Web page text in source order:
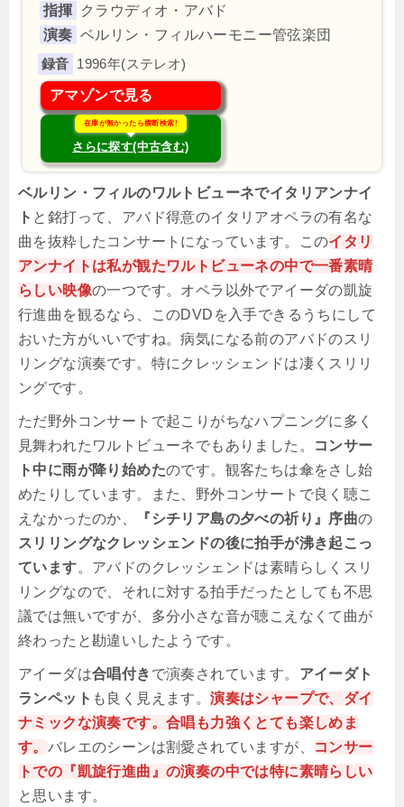
指揮
クラウディオ・アバド
演奏 ベルリン・フィルハーモニー管弦楽団
1996年(ステレオ)
アマゾンで見る
在庫が無かったら横断検索!
さらに探す(中古含む)
ベルリン・フィルのワルトビューネでイタリアンナイ
ト と銘打って、アバド得意のイタリアオペラの有名な
曲を抜粋したコンサートになっています。このイタリ
アンナイトは私が観たワルトビューネの中で一番素晴
らしい映像の一つです。オペラ以外でアイーダの凱旋
行進曲を観るなら、このDVDを入手できるうちにして
おいた方がいいですね。病気になる前のアバドのスリ
リングな演奏です。特にクレッシェンドは凄くスリリ
ングです。
ただ野外コンサートで起こりがちなハプニングに多く
見舞われたワルトビューネでもありました。
コンサー
ト中に雨が降り始めたのです。観客たちは傘をさし始
めたりしています。また、野外コンサートで良く聴こ
えなかったのか、
『シチリア島の夕べの祈り』序曲の
スリリングなクレッシェンドの後に拍手が沸き起こっ
ています。アバドのクレッシェンドは素晴らしくスリ
リングなので、それに対する拍手だったとしても不思
議では無いですが、多分小さな音が聴こえなくて曲が
終わったと勘違いしたようです。
アイーダは合唱付き で演奏されています。 アイーダト
ランペット も良く見えます。演奏はシャープで、ダイ
ナミックな演奏です。合唱も力強くとても楽しめま
す。 バレエのシーンは割愛されていますが、
コンサー
トでの『凱旋行進曲』の演奏の中では特に素晴らしい
と思います。